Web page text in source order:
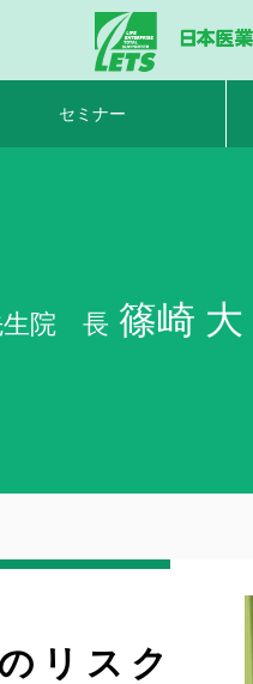
セミナー
院 長 篠崎 大
リスク